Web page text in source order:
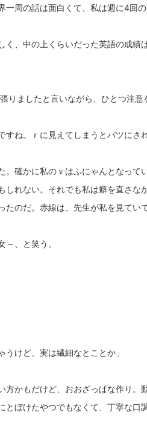
周の話は面白くて、私は週に4回
く、中の上くらいだった英語の成績
ましたと言いながら、ひとつ注意
すね。ｒに見えてしまうとバツにさ
。確かに私のｖはふにゃんとなって
しれない。それでも私は癖を直さな
のだ。赤線は、先生が私を見てい
、と笑う。
うけど、実は繊細なとことか」
方かもだけど、おおざっぱな作り
ぼけたやつでもなくて、丁寧な口